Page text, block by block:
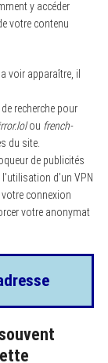
y accéder
votre contenu
voir apparaître, il
recherche pour
ou french-
du site.
de publicités
d’un VPN
connexion
votre anonymat